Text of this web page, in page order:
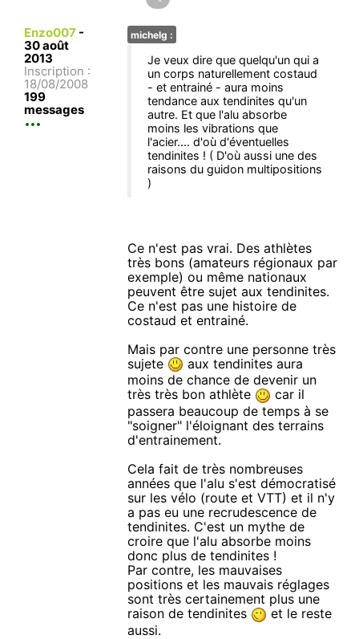
Enzo007 -
30 août
2013
Inscription :
18/08/2008
199
messages
michelg :
Je veux dire que quelqu'un qui a
un corps naturellement costaud
- et entrainé - aura moins
tendance aux tendinites qu'un
autre. Et que l'alu absorbe
moins les vibrations que
l'acier.... d'où d'éventuelles
tendinites ! ( D'où aussi une des
raisons du guidon multipositions
)
Ce n'est pas vrai. Des athlètes
très bons (amateurs régionaux par
exemple) ou même nationaux
peuvent être sujet aux tendinites.
Ce n'est pas une histoire de
costaud et entrainé.
Mais par contre une personne très
sujete
aux tendinites aura
moins de chance de devenir un
très très bon athlète
car il
passera beaucoup de temps à se
"soigner" l'éloignant des terrains
d'entrainement.
Cela fait de très nombreuses
années que l'alu s'est démocratisé
sur les vélo (route et VTT) et il n'y
a pas eu une recrudescence de
tendinites. C'est un mythe de
croire que l'alu absorbe moins
donc plus de tendinites !
Par contre, les mauvaises
positions et les mauvais réglages
sont très certainement plus une
raison de tendinites
et le reste
aussi.